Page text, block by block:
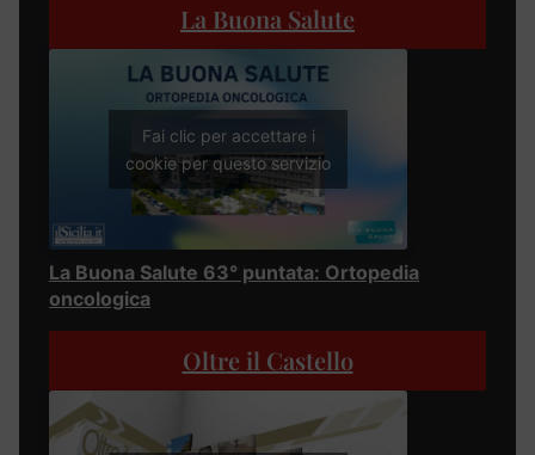
La Buona Salute
Fai clic per accettare i
cookie per questo servizio
La Buona Salute 63° puntata: Ortopedia
oncologica
Oltre il Castello